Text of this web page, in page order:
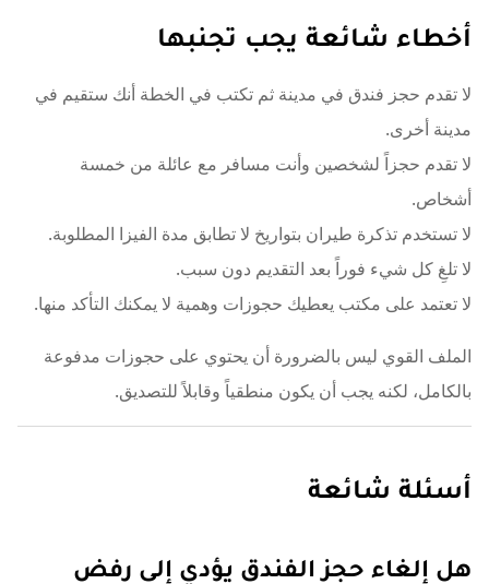
أخطاء شائعة يجب تجنبها
لا تقدم حجز فندق في مدينة ثم تكتب في الخطة أنك ستقيم في
مدينة أخرى.
لا تقدم حجزاً لشخصين وأنت مسافر مع عائلة من خمسة
أشخاص.
لا تستخدم تذكرة طيران بتواريخ لا تطابق مدة الفيزا المطلوبة.
لا تلغِ كل شيء فوراً بعد التقديم دون سبب.
لا تعتمد على مكتب يعطيك حجوزات وهمية لا يمكنك التأكد منها.
الملف القوي ليس بالضرورة أن يحتوي على حجوزات مدفوعة
بالكامل، لكنه يجب أن يكون منطقياً وقابلاً للتصديق.
أسئلة شائعة
هل إلغاء حجز الفندق يؤدي إلى رفض